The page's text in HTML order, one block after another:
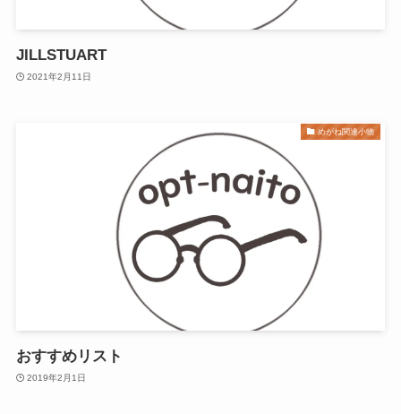
JILLSTUART
2021年2月11日
めがね関連小物
おすすめリスト
2019年2月1日